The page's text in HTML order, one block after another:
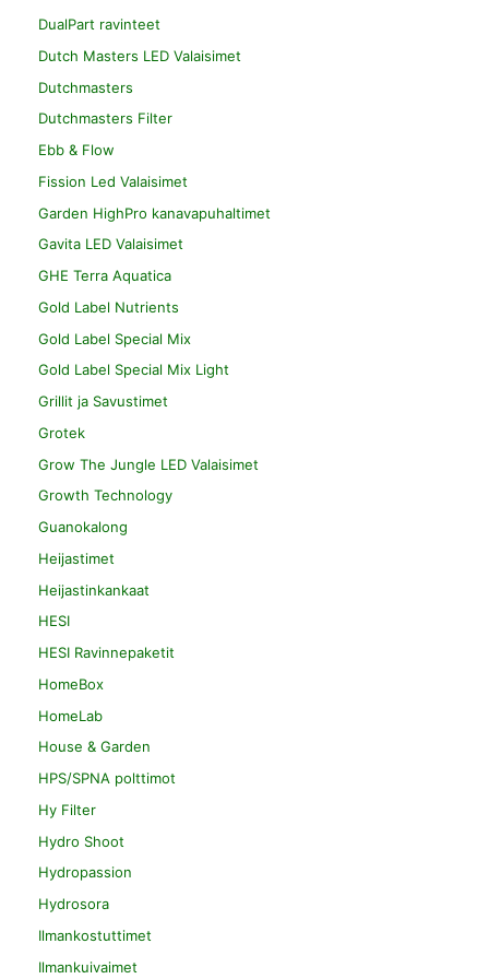
DualPart ravinteet
Dutch Masters LED Valaisimet
Dutchmasters
Dutchmasters Filter
Ebb & Flow
Fission Led Valaisimet
Garden HighPro kanavapuhaltimet
Gavita LED Valaisimet
GHE Terra Aquatica
Gold Label Nutrients
Gold Label Special Mix
Gold Label Special Mix Light
Grillit ja Savustimet
Grotek
Grow The Jungle LED Valaisimet
Growth Technology
Guanokalong
Heijastimet
Heijastinkankaat
HESI
HESI Ravinnepaketit
HomeBox
HomeLab
House & Garden
HPS/SPNA polttimot
Hy Filter
Hydro Shoot
Hydropassion
Hydrosora
Ilmankostuttimet
Ilmankuivaimet